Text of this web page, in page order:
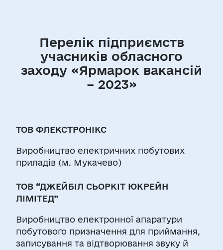
Перелік підприємств
учасників обласного
заходу «Ярмарок вакансій
– 2023»
ТОВ ФЛЕКСТРОНІКС
Виробництво електричних побутових
приладів (м. Мукачево)
ТОВ “ДЖЕЙБІЛ СЬОРКІТ ЮКРЕЙН
ЛІМІТЕД”
Виробництво електронної апаратури
побутового призначення для приймання,
записування та відтворювання звуку й